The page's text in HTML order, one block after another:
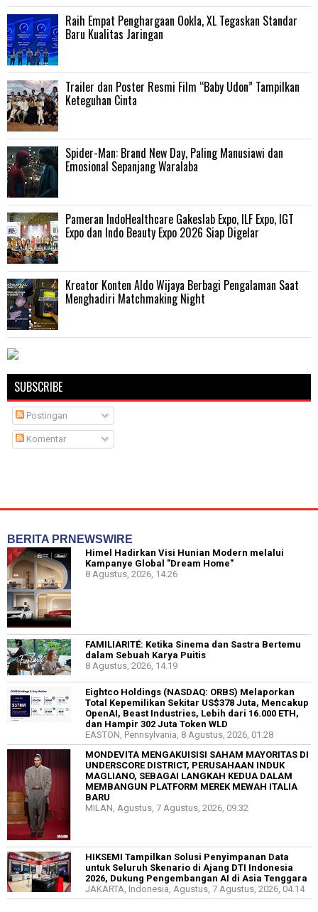
Raih Empat Penghargaan Ookla, XL Tegaskan Standar
Baru Kualitas Jaringan
Trailer dan Poster Resmi Film “Baby Udon” Tampilkan
Keteguhan Cinta
‎Spider-Man: Brand New Day, Paling Manusiawi dan
Emosional Sepanjang Waralaba
Pameran IndoHealthcare Gakeslab Expo, ILF Expo, IGT
Expo dan Indo Beauty Expo 2026 Siap Digelar
Kreator Konten Aldo Wijaya Berbagi Pengalaman Saat
Menghadiri Matchmaking Night
SUBSCRIBE
Postingan
Komentar
BERITA PRNEWSWIRE
Himel Hadirkan Visi Hunian Modern melalui
Kampanye Global "Dream Home"
8 Agustus, 2026, 14.26
FAMILIARITÉ: Ketika Sinema dan Sastra Bertemu
dalam Sebuah Karya Puitis
8 Agustus, 2026, 14.19
Eightco Holdings (NASDAQ: ORBS) Melaporkan
Total Kepemilikan Sekitar US$378 Juta, Mencakup
OpenAI, Beast Industries, Lebih dari 16.000 ETH,
dan Hampir 302 Juta Token WLD
EASTON, Pennsylvania, 8 Agustus, 2026, 01.28
MONDEVITA MENGAKUISISI SAHAM MAYORITAS DI
UNDERSCORE DISTRICT, PERUSAHAAN INDUK
MAGLIANO, SEBAGAI LANGKAH KEDUA DALAM
MEMBANGUN PLATFORM MEREK MEWAH ITALIA
BARU
MILAN, Agustus, 7 Agustus, 2026, 09.32
HIKSEMI Tampilkan Solusi Penyimpanan Data
untuk Seluruh Skenario di Ajang DTI Indonesia
2026, Dukung Pengembangan AI di Asia Tenggara
JAKARTA, Indonesia, Agustus, 7 Agustus, 2026, 04.14